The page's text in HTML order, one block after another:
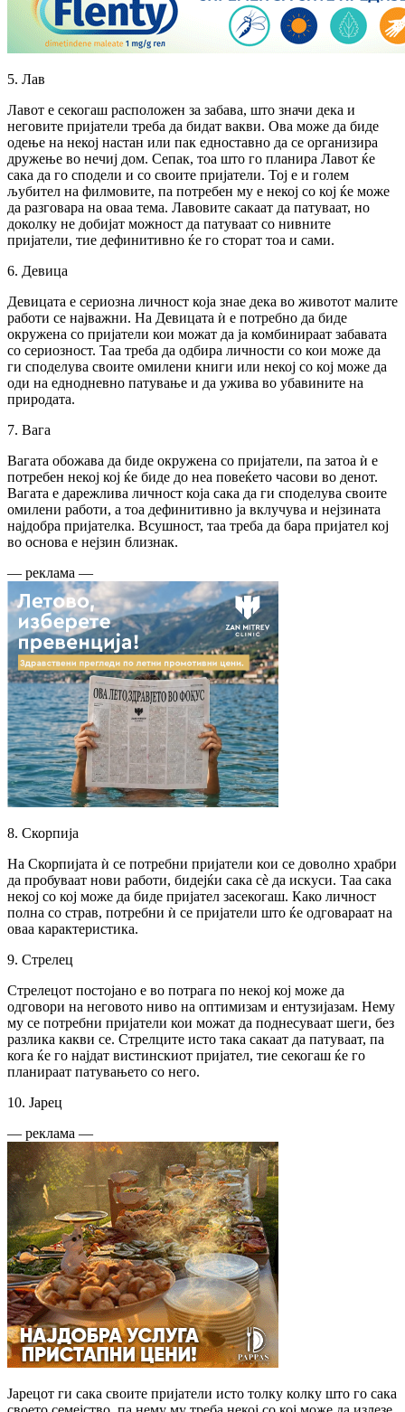
5. Лав
Лавот е секогаш расположен за забава, што значи дека и
неговите пријатели треба да бидат вакви. Ова може да биде
одење на некој настан или пак едноставно да се организира
дружење во нечиј дом. Сепак, тоа што го планира Лавот ќе
сака да го сподели и со своите пријатели. Тој е и голем
љубител на филмовите, па потребен му е некој со кој ќе може
да разговара на оваа тема. Лавовите сакаат да патуваат, но
доколку не добијат можност да патуваат со нивните
пријатели, тие дефинитивно ќе го сторат тоа и сами.
6. Девица
Девицата е сериозна личност која знае дека во животот малите
работи се најважни. На Девицата ѝ е потребно да биде
окружена со пријатели кои можат да ја комбинираат забавата
со сериозност. Таа треба да одбира личности со кои може да
ги споделува своите омилени книги или некој со кој може да
оди на еднодневно патување и да ужива во убавините на
природата.
7. Вага
Вагата обожава да биде окружена со пријатели, па затоа ѝ е
потребен некој кој ќе биде до неа повеќето часови во денот.
Вагата е дарежлива личност која сака да ги споделува своите
омилени работи, а тоа дефинитивно ја вклучува и нејзината
најдобра пријателка. Всушност, таа треба да бара пријател кој
во основа е нејзин близнак.
— реклама —
8. Скорпија
На Скорпијата ѝ се потребни пријатели кои се доволно храбри
да пробуваат нови работи, бидејќи сака сè да искуси. Таа сака
некој со кој може да биде пријател засекогаш. Како личност
полна со страв, потребни ѝ се пријатели што ќе одговараат на
оваа карактеристика.
9. Стрелец
Стрелецот постојано е во потрага по некој кој може да
одговори на неговото ниво на оптимизам и ентузијазам. Нему
му се потребни пријатели кои можат да поднесуваат шеги, без
разлика какви се. Стрелците исто така сакаат да патуваат, па
кога ќе го најдат вистинскиот пријател, тие секогаш ќе го
планираат патувањето со него.
10. Јарец
— реклама —
Јарецот ги сака своите пријатели исто толку колку што го сака